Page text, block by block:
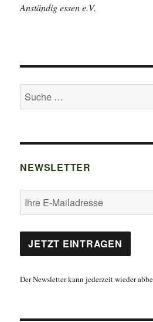
Anständig essen e.V.
Suche
nach:
NEWSLETTER
Der Newsletter kann jederzeit wieder